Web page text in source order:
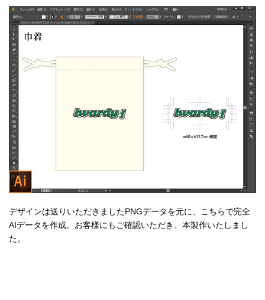
デザインは送りいただきましたPNGデータを元に、こちらで完全
AIデータを作成。お客様にもご確認いただき、本製作いたしまし
た。